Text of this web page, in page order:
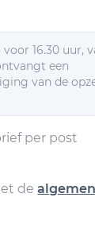
16.30 uur,
een
van de
per post
de